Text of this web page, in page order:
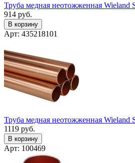
Труба медная неотожженная Wieland
914 руб.
В корзину
Арт: 435218101
Труба медная неотожженная Wieland
1119 руб.
В корзину
Арт: 100469